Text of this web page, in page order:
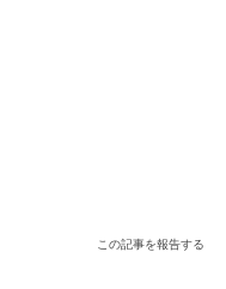
この記事を報告する